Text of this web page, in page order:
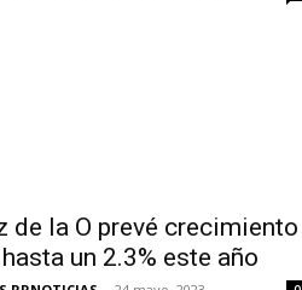
de la O prevé crecimiento
un 2.3% este año